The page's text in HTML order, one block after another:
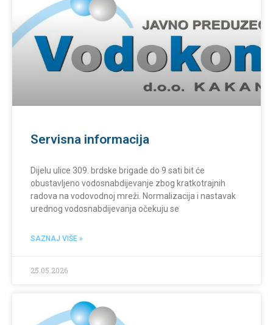
Servisna informacija
Dijelu ulice 309. brdske brigade do 9 sati bit će
obustavljeno vodosnabdijevanje zbog kratkotrajnih
radova na vodovodnoj mreži. Normalizacija i nastavak
urednog vodosnabdijevanja očekuju se
SAZNAJ VIŠE »
25.05.2026